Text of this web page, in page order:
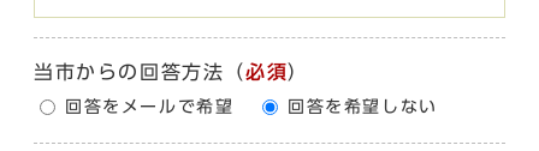
当市からの回答方法 （必須）
回答をメールで希望 回答を希望しない